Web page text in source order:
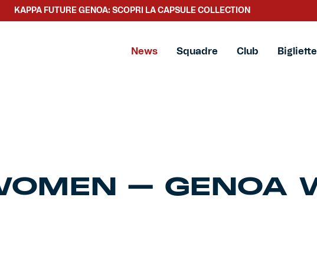
KAPPA FUTURE GENOA: SCOPRI LA CAPSULE COLLECTION
News Squadre Club
– GENOA